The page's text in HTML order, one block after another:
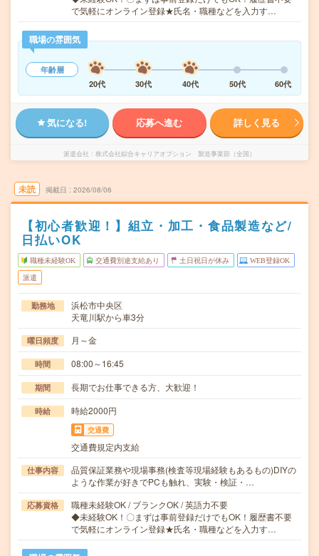
で気軽にオンライン登録★氏名・職種などを入力す…
職場の雰囲気
年齢層
20代
30代 40代 50代 60代
気になる! 応募へ進む 詳しく見る
派遣会社 株式会社綜合キャリアオプション 製造事業部（全国）
未読 掲載日 2026/08/06
【初心者歓迎！】組立・加工・食品製造など/
日払いOK
職種未経験OK 交通費別途支給あり 土日祝日が休み WEB登録OK
派遣
勤務地
浜松市中央区
天竜川駅から車3分
曜日頻度 月～金
時間 08:00～16:45
期間 長期でお仕事できる方、大歓迎！
時給 時給2000円
交通費
交通費規定内支給
仕事内容
品質保証業務や現場事務(検査等現場経験もあるもの)DIYの
ような作業が好きでPCも触れ、実験・検証・…
応募資格
職種未経験OK / ブランクOK / 英語力不要
◆未経験OK！〇まずは事前登録だけでもOK！履歴書不要
で気軽にオンライン登録★氏名・職種などを入力す…